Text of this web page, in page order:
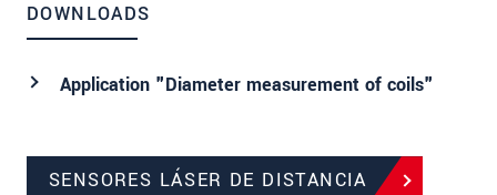
DOWNLOADS
Application "Diameter measurement of coils"
SENSORES LÁSER DE DISTANCIA